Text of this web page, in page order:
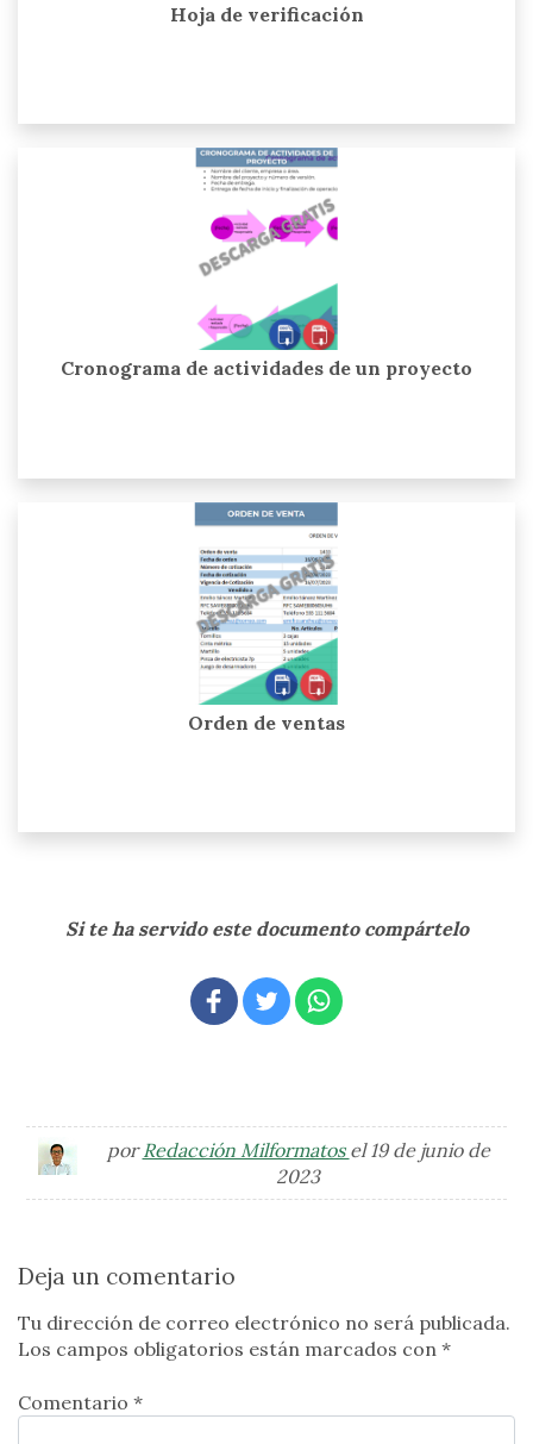
Hoja de verificación
Cronograma de actividades de un proyecto
Orden de ventas
Si te ha servido este documento compártelo
porRedacción Milformatos el 19 de junio de
2023
Deja un comentario
Tu dirección de correo electrónico no será publicada.
Los campos obligatorios están marcados con *
Comentario *